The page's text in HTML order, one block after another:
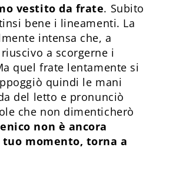
vestito da frate. Subito
bene i lineamenti. La
intensa che, a
a scorgerne i
quel frate lentamente si
quindi le mani
del letto e pronunciò
che non dimenticherò
non è ancora
momento, torna a